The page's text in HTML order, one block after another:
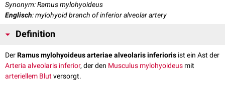
Synonym: Ramus mylohyoideus
Englisch: mylohyoid branch of inferior alveolar artery
Definition
DerRamus mylohyoideus arteriae alveolaris inferioris ist ein Ast der
Arteria alveolaris inferior, der den Musculus mylohyoideus mit
arteriellem Blutversorgt.